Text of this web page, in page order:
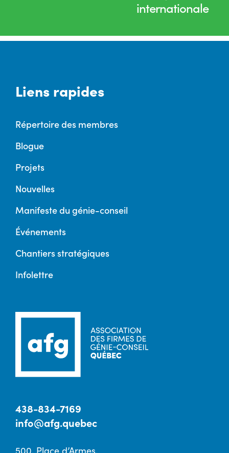
internationale
Liens rapides
Répertoire des membres
Blogue
Projets
Nouvelles
Manifeste du génie-conseil
Événements
Chantiers stratégiques
Infolettre
438-834-7169
info@afg.quebec
500, Place d’Armes,